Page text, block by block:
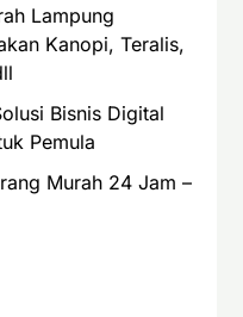
Lampung
Kanopi, Teralis,
Bisnis Digital
Pemula
Murah 24 Jam –